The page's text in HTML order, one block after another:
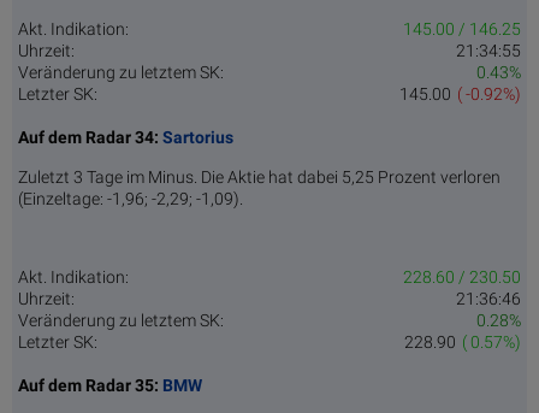
Akt. Indikation:
145.00 / 146.25
Uhrzeit:
21:34:55
Veränderung zu letztem SK:
0.43%
Letzter SK:
( -0.92%)
145.00
Auf dem Radar 34: Sartorius
Zuletzt 3 Tage im Minus. Die Aktie hat dabei 5,25 Prozent verloren
(Einzeltage: -1,96; -2,29; -1,09).
Akt. Indikation:
228.60 / 230.50
Uhrzeit:
21:36:46
Veränderung zu letztem SK:
0.28%
Letzter SK:
( 0.57%)
228.90
Auf dem Radar 35: BMW